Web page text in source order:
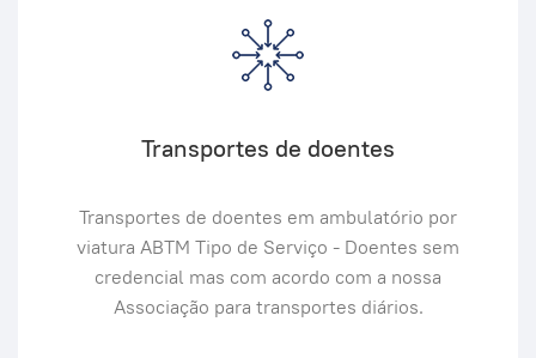
Transportes de doentes
Transportes de doentes em ambulatório por
viatura ABTM Tipo de Serviço - Doentes sem
credencial mas com acordo com a nossa
Associação para transportes diários.